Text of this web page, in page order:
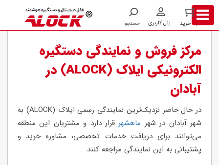
/ شهر آبادان
مرکز فروش و نمایندگی دستگیره
الکترونیکی ایلاک (ALOCK) در
آبادان
در حال حاضر نزدیک‌ترین نمایندگی رسمی ایلاک (ALOCK) به
شهر آبادان در شهر ماهشهرقرار دارد و مشتریان این منطقه
می‌توانند برای دریافت خدمات تخصصی، مشاوره خرید و
پشتیبانی به این نمایندگی مراجعه کنند.